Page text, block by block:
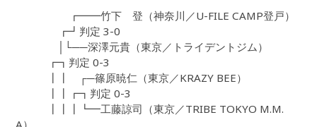
┏━━竹下 登（神奈川／U-FILE CAMP登戸）
┏┛判定 3-0
│└──深澤元貴（東京／トライデントジム）
┏┓判定 0-3
┃┃ ┌─篠原暁仁（東京／KRAZY BEE）
┃┃┏┓判定 0-3
┃┃┃┗━工藤諒司（東京／TRIBE TOKYO M.M.